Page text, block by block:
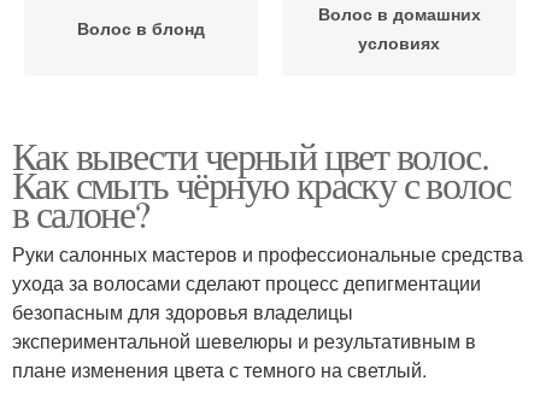
Волос в блонд
Волос в домашних
условиях
Как вывести черный цвет волос.
Как смыть чёрную краску с волос
в салоне?
Руки салонных мастеров и профессиональные средства
ухода за волосами сделают процесс депигментации
безопасным для здоровья владелицы
экспериментальной шевелюры и результативным в
плане изменения цвета с темного на светлый.